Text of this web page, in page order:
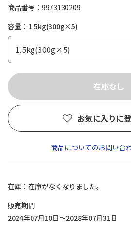
商品番号
9973130209
容量：1.5kg(300g×5)
お気に入りに
商品についてのお問い合
在庫
在庫がなくなりました。
販売期間
2024年07月10日～2028年07月31日